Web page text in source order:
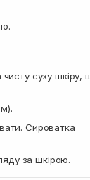
суху шкіру,
Сироватка
за шкірою.